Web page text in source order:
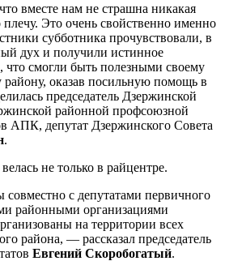
вместе нам не страшна никакая
Это очень свойственно именно
субботника прочувствовали, в
дух и получили истинное
что смогли быть полезными своему
оказав посильную помощь в
председатель Дзержинской
районной профсоюзной
АПК, депутат Дзержинского Совета
.
не только в райцентре.
с депутатами первичного
районными организациями
на территории всех
района, — рассказал председатель
Евгений Скоробогатый.